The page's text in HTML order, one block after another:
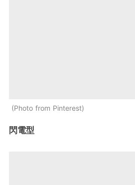
Photo from Pinterest
閃電型